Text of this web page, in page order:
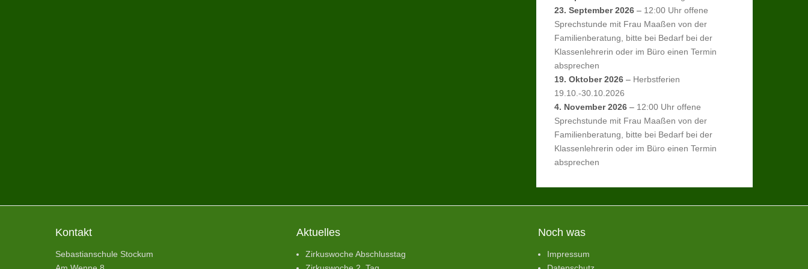
23. September 2026 – 12:00 Uhr offene
Sprechstunde mit Frau Maaßen von der
Familienberatung, bitte bei Bedarf bei der
Klassenlehrerin oder im Büro einen Termin
absprechen
19. Oktober 2026 – Herbstferien
19.10.-30.10.2026
4. November 2026 – 12:00 Uhr offene
Sprechstunde mit Frau Maaßen von der
Familienberatung, bitte bei Bedarf bei der
Klassenlehrerin oder im Büro einen Termin
absprechen
Kontakt
Sebastianschule Stockum
Aktuelles
Zirkuswoche Abschlusstag
Noch was
Impressum